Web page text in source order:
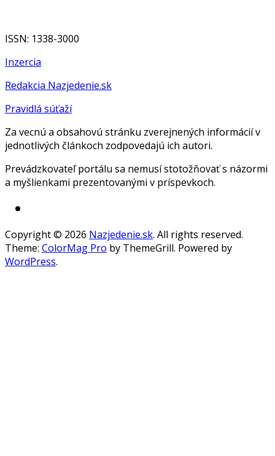
ISSN: 1338-3000
Inzercia
Redakcia Nazjedenie.sk
Pravidlá súťaží
Za vecnú a obsahovú stránku zverejnených informácií v
jednotlivých článkoch zodpovedajú ich autori.
Prevádzkovateľ portálu sa nemusí stotožňovať s názormi
a myšlienkami prezentovanými v príspevkoch.
Copyright © 2026 Nazjedenie.sk. All rights reserved.
Theme: ColorMag Pro by ThemeGrill. Powered by
WordPress.